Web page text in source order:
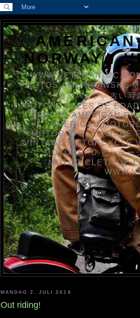
NORWAY /
WWW.VETERAN-
PHOTOS AMERIKANSKE
リカンバイク、古い
MOTORCYCLES DE
FOTOS AMERICAN
AMERICAN
MOTORCYCLES OUDE
VINTAGE MOTORCYCLE
MOTORRAD ビンテ
MOTOCICLETA DE
MANDAG 2. JULI 2018
Out riding!